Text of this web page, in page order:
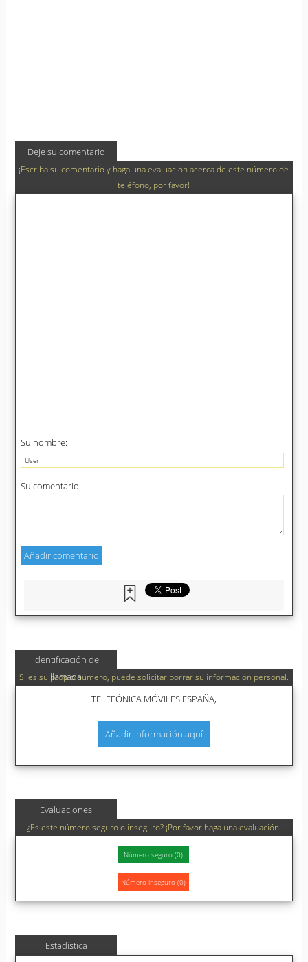
Deje su comentario
¡Escriba su comentario y haga una evaluación acerca de este número de
teléfono, por favor!
Su nombre:
Su comentario:
Identificación de
llamada
Si es su propio número, puede solicitar borrar su información personal.
TELEFÓNICA MÓVILES ESPAÑA,
Añadir información aquí
Evaluaciones
¿Es este número seguro o inseguro? ¡Por favor haga una evaluación!
Estadística